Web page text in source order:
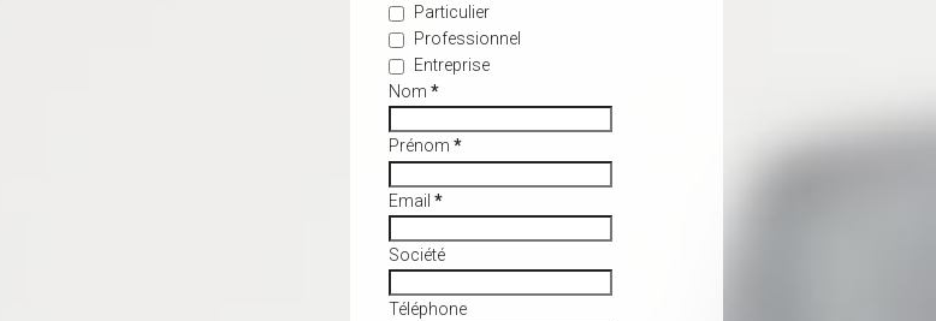
Particulier
Professionnel
Entreprise
Nom *
Prénom *
Email *
Société
Téléphone